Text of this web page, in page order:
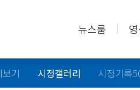
뉴스룸
기 시정갤러리 시정기록